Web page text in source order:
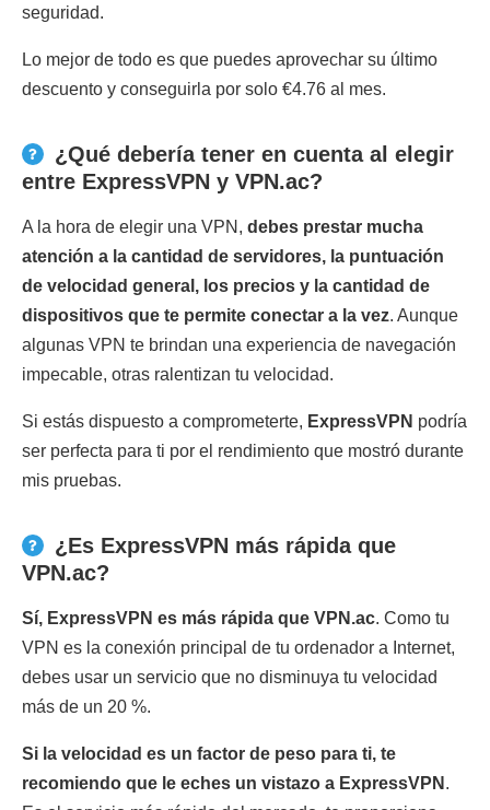
seguridad.
Lo mejor de todo es que puedes aprovechar su último
descuento y conseguirla por solo €4.76 al mes.
¿Qué debería tener en cuenta al elegir
entre ExpressVPN y VPN.ac?
A la hora de elegir una VPN, debes prestar mucha
atención a la cantidad de servidores, la puntuación
de velocidad general, los precios y la cantidad de
dispositivos que te permite conectar a la vez. Aunque
algunas VPN te brindan una experiencia de navegación
impecable, otras ralentizan tu velocidad.
Si estás dispuesto a comprometerte, ExpressVPN podría
ser perfecta para ti por el rendimiento que mostró durante
mis pruebas.
¿Es ExpressVPN más rápida que
VPN.ac?
Sí, ExpressVPN es más rápida que VPN.ac. Como tu
VPN es la conexión principal de tu ordenador a Internet,
debes usar un servicio que no disminuya tu velocidad
más de un 20 %.
Si la velocidad es un factor de peso para ti, te
recomiendo que le eches un vistazo a ExpressVPN .